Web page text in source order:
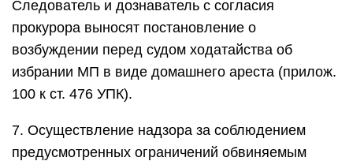
Следователь и дознаватель с согласия
прокурора выносят постановление о
возбуждении перед судом ходатайства об
избрании МП в виде домашнего ареста (прилож.
100 к ст. 476 УПК).
7. Осуществление надзора за соблюдением
предусмотренных ограничений обвиняемым